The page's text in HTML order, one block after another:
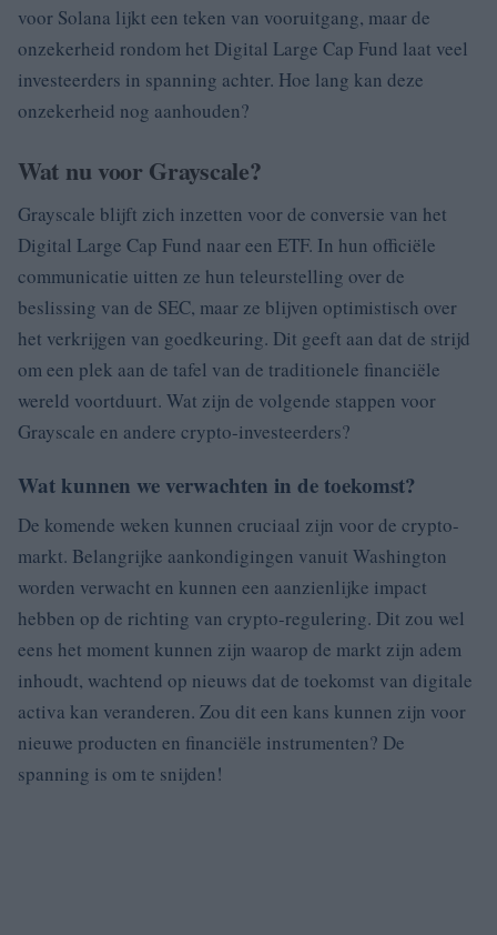
voor Solana lijkt een teken van vooruitgang, maar de
onzekerheid rondom het Digital Large Cap Fund laat veel
investeerders in spanning achter. Hoe lang kan deze
onzekerheid nog aanhouden?
Wat nu voor Grayscale?
Grayscale blijft zich inzetten voor de conversie van het
Digital Large Cap Fund naar een ETF. In hun officiële
communicatie uitten ze hun teleurstelling over de
beslissing van de SEC, maar ze blijven optimistisch over
het verkrijgen van goedkeuring. Dit geeft aan dat de strijd
om een plek aan de tafel van de traditionele financiële
wereld voortduurt. Wat zijn de volgende stappen voor
Grayscale en andere crypto-investeerders?
Wat kunnen we verwachten in de toekomst?
De komende weken kunnen cruciaal zijn voor de crypto-
markt. Belangrijke aankondigingen vanuit Washington
worden verwacht en kunnen een aanzienlijke impact
hebben op de richting van crypto-regulering. Dit zou wel
eens het moment kunnen zijn waarop de markt zijn adem
inhoudt, wachtend op nieuws dat de toekomst van digitale
activa kan veranderen. Zou dit een kans kunnen zijn voor
nieuwe producten en financiële instrumenten? De
spanning is om te snijden!